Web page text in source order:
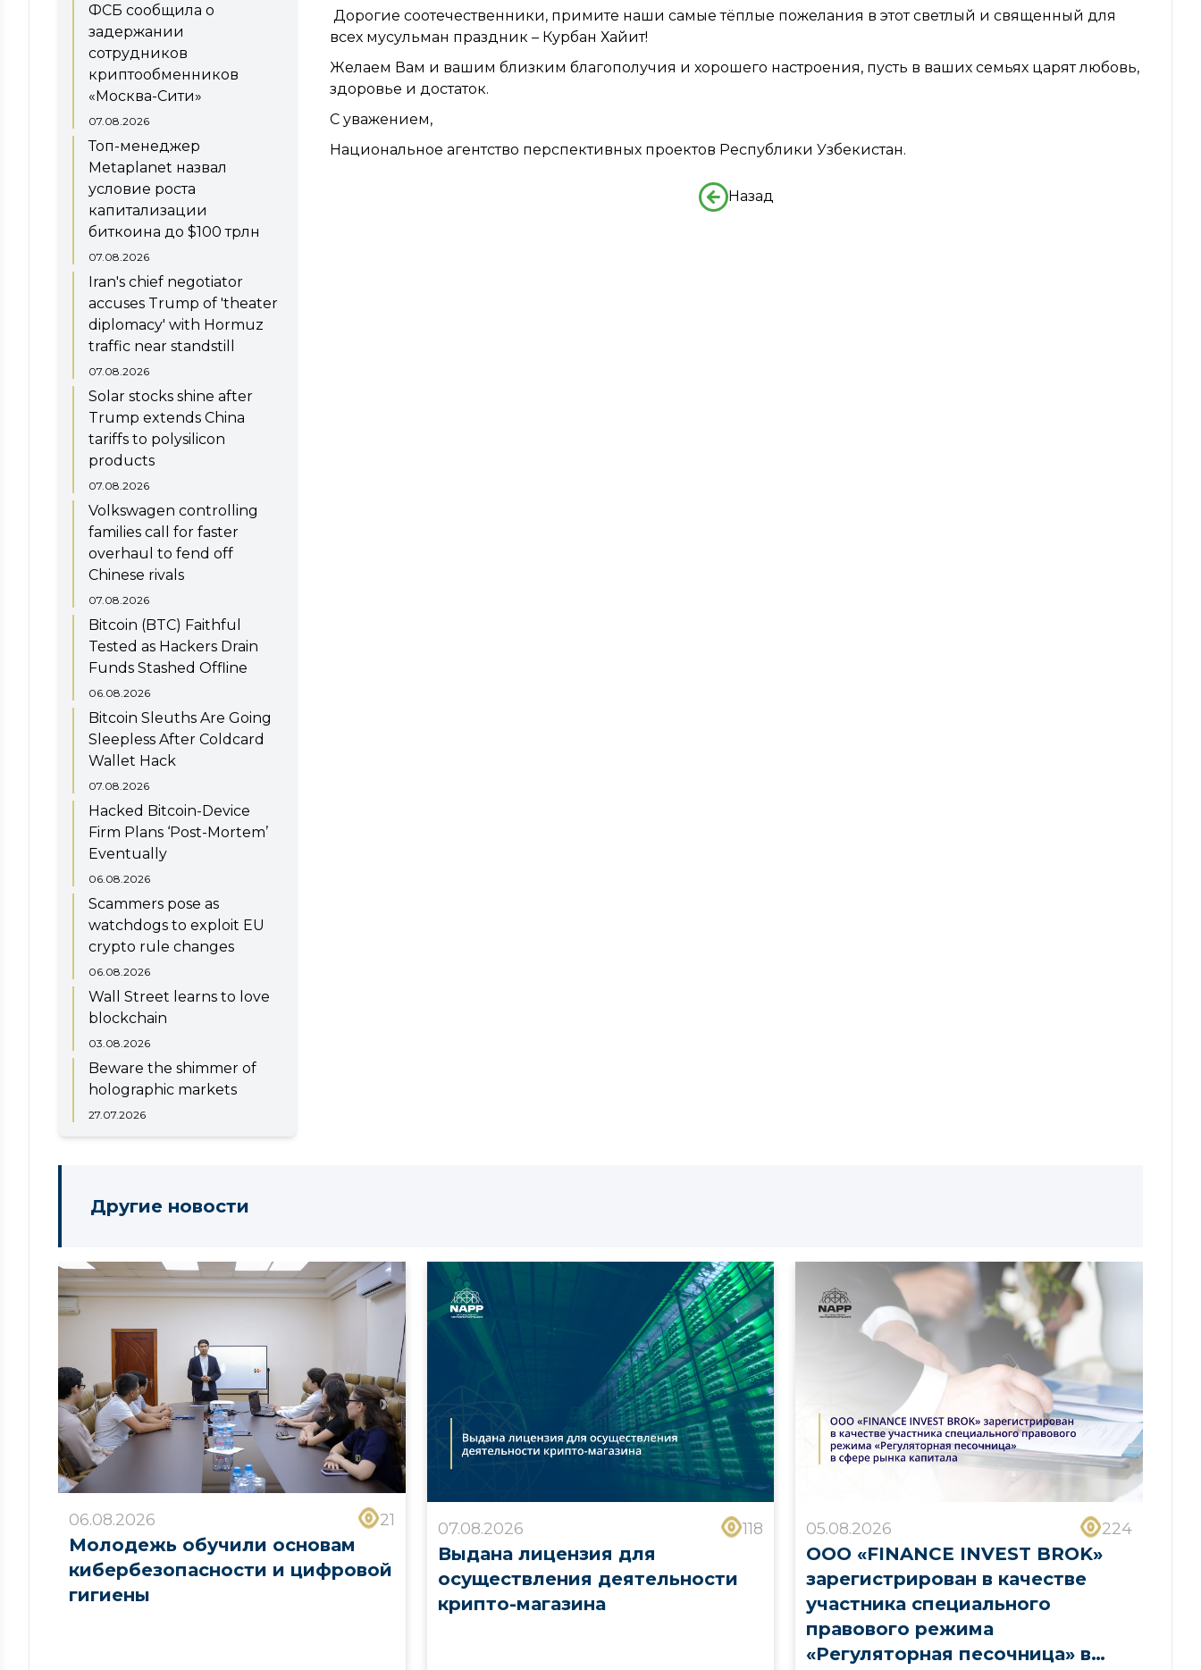
ФСБ сообщила о
задержании
сотрудников
криптообменников
«Москва-Сити»
07.08.2026
Топ-менеджер
Metaplanet назвал
условие роста
капитализации
биткоина до $100 трлн
07.08.2026
Iran's chief negotiator
accuses Trump of 'theater
diplomacy' with Hormuz
traffic near standstill
07.08.2026
Solar stocks shine after
Trump extends China
tariffs to polysilicon
products
07.08.2026
Volkswagen controlling
families call for faster
overhaul to fend off
Chinese rivals
07.08.2026
Bitcoin (BTC) Faithful
Tested as Hackers Drain
Funds Stashed Offline
06.08.2026
Bitcoin Sleuths Are Going
Sleepless After Coldcard
Wallet Hack
07.08.2026
Hacked Bitcoin-Device
Firm Plans ‘Post-Mortem’
Eventually
06.08.2026
Scammers pose as
watchdogs to exploit EU
crypto rule changes
06.08.2026
Wall Street learns to love
blockchain
03.08.2026
Beware the shimmer of
holographic markets
27.07.2026
Дорогие соотечественники, примите наши самые тёплые пожелания в этот светлый и священный для
всех мусульман праздник – Курбан Хайит!
Желаем Вам и вашим близким благополучия и хорошего настроения, пусть в ваших семьях царят любовь,
здоровье и достаток.
С уважением,
Национальное агентство перспективных проектов Республики Узбекистан.
Назад
Другие новости
06.08.2026 21
Молодежь обучили основам
кибербезопасности и цифровой
гигиены
07.08.2026 118
Выдана лицензия для
осуществления деятельности
крипто-магазина
05.08.2026 224
ООО «FINANCE INVEST BROK»
зарегистрирован в качестве
участника специального
правового режима
«Регуляторная песочница» в